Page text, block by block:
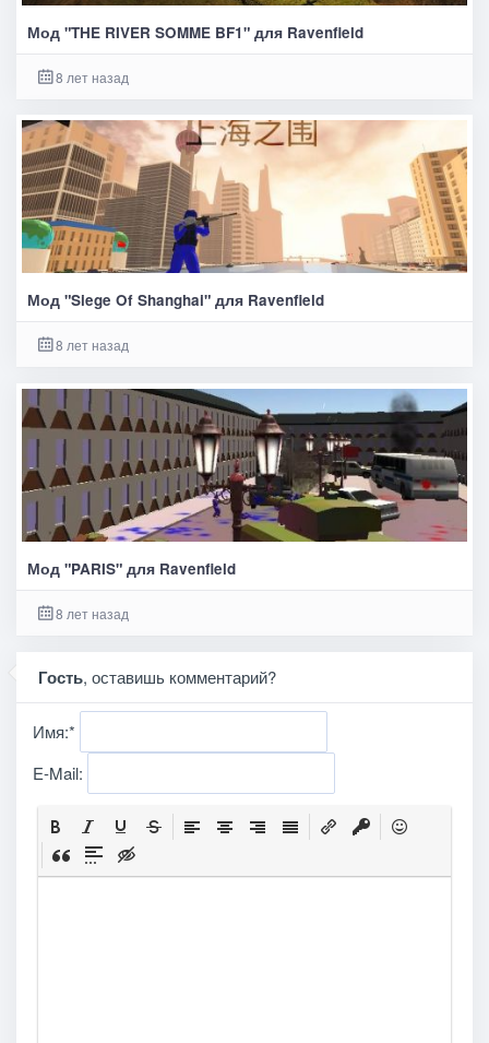
Мод "THE RIVER SOMME BF1" для Ravenfield
8 лет назад
Мод "Siege Of Shanghai" для Ravenfield
8 лет назад
Мод "PARIS" для Ravenfield
8 лет назад
Гость, оставишь комментарий?
Имя:*
E-Mail: